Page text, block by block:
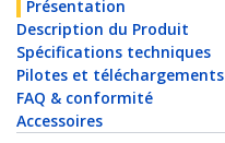
Présentation
Description du Produit
Spécifications techniques
Pilotes et téléchargements
FAQ & conformité
Accessoires